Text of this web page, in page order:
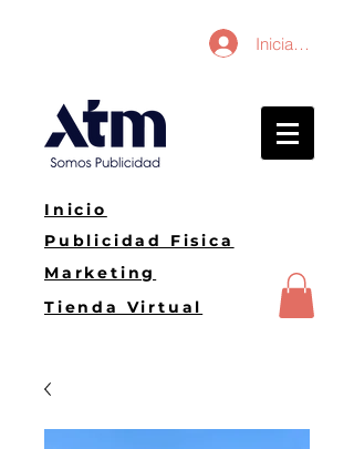
Iniciar sesión
Inicio
Publicidad Fisica
Marketing
Tienda Virtual